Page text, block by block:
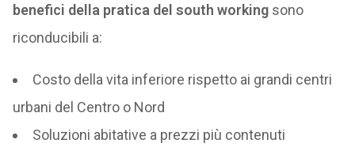
benefici della pratica del south workingsono
riconducibili a:
Costo della vita inferiore rispetto ai grandi centri
urbani del Centro o Nord
Soluzioni abitative a prezzi più contenuti